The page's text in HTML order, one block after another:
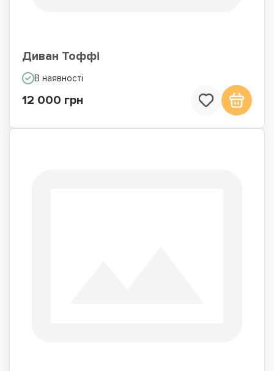
Диван Тоффі
В наявності
12 000 грн